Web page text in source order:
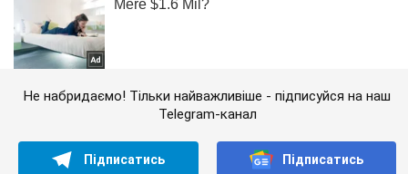
Не набридаємо! Тільки найважливіше - підписуйся на наш
Telegram-канал
Підписатись Підписатись